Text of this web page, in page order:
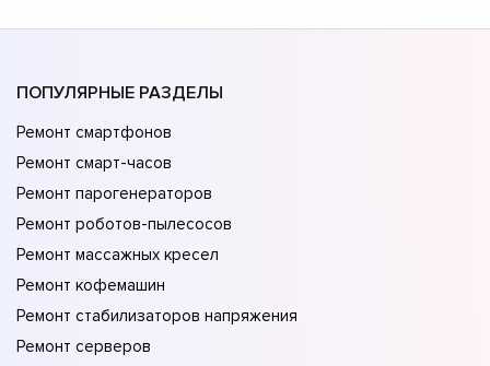
ПОПУЛЯРНЫЕ РАЗДЕЛЫ
Ремонт смартфонов
Ремонт смарт-часов
Ремонт парогенераторов
Ремонт роботов-пылесосов
Ремонт массажных кресел
Ремонт кофемашин
Ремонт стабилизаторов напряжения
Ремонт серверов